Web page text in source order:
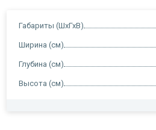
Габариты (ШхГхВ)
Ширина (см)
Глубина (см)
Высота (см)